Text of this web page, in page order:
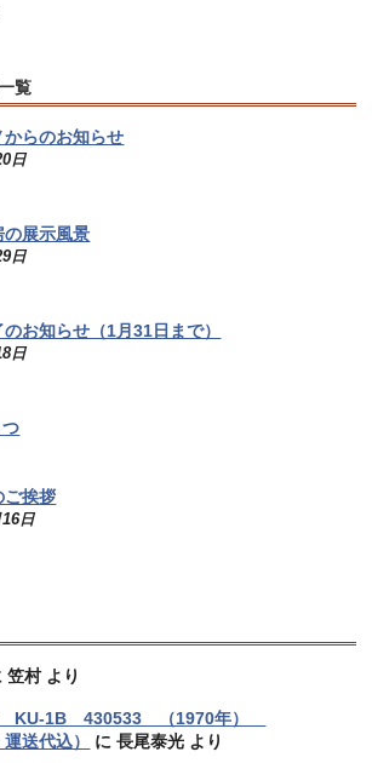
覧
からのお知らせ
日
の展示風景
日
お知らせ（1月31日まで）
日
ご挨拶
日
笠村より
KU-1B 430533 （1970年）
送代込）
に長尾泰光 より